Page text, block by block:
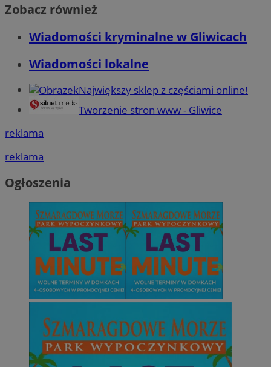
Zobacz również
Wiadomości kryminalne w Gliwicach
Wiadomości lokalne
Największy sklep z częściami online!
Tworzenie stron www - Gliwice
reklama
reklama
Ogłoszenia